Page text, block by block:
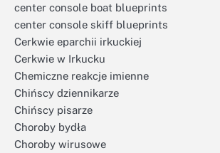
center console boat blueprints
center console skiff blueprints
Cerkwie eparchii irkuckiej
Cerkwie w Irkucku
Chemiczne reakcje imienne
Chińscy dziennikarze
Chińscy pisarze
Choroby bydła
Choroby wirusowe